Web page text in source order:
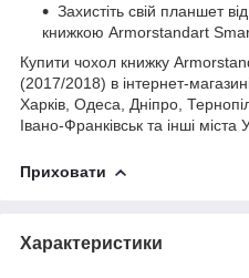
Захистіть свій планшет
книжкою Armorstandart
Купити чохол книжку
(2017/2018) в інтернет-
Харків, Одеса, Дніпро,
Івано-Франківськ та інші міста
Приховати
Характеристики